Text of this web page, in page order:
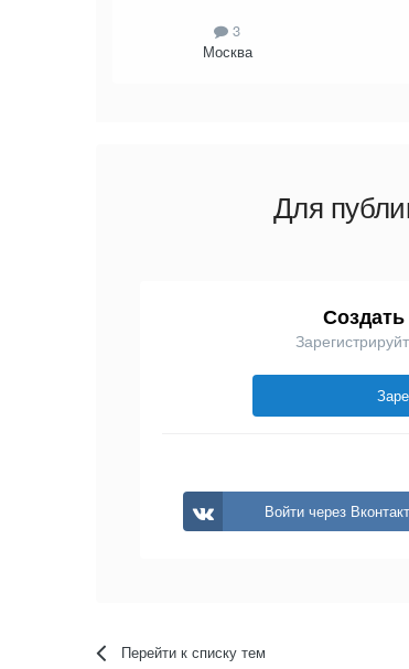
3
Москва
Для
Войти через
Перейти к списку тем